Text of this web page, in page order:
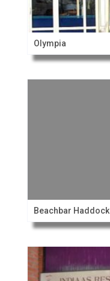
Olympia
Beachbar Haddock